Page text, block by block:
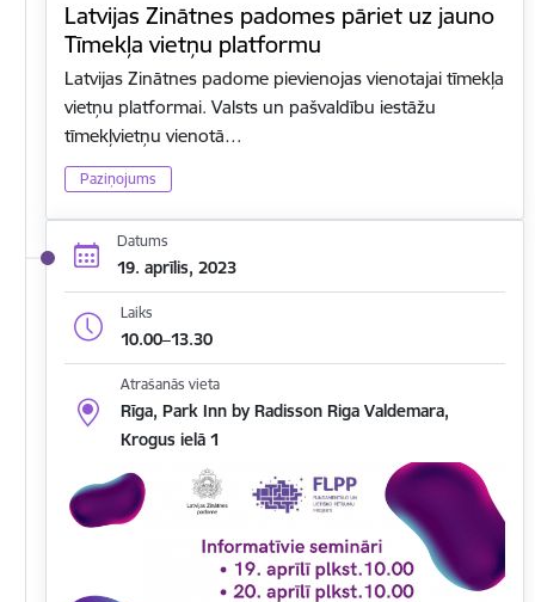
Latvijas Zinātnes padomes pāriet uz jauno
Tīmekļa vietņu platformu
Latvijas Zinātnes padome pievienojas vienotajai tīmekļa
vietņu platformai. Valsts un pašvaldību iestāžu
tīmekļvietņu vienotā…
Paziņojums
Datums
19. aprīlis, 2023
Laiks
10.00–13.30
Atrašanās vieta
Rīga, Park Inn by Radisson Riga Valdemara,
Krogus ielā 1